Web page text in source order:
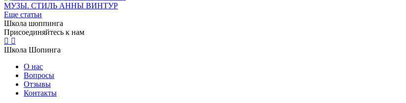
МУЗЫ. СТИЛЬ АННЫ ВИНТУР
Еще статьи
Школа шоппинга
Присоединяйтесь к нам
Школа Шопинга
О нас
Вопросы
Отзывы
Контакты